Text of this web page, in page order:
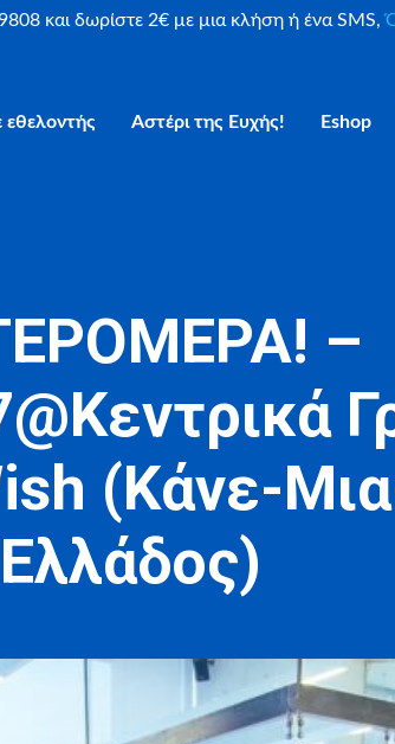
και δωρίστε 2€ με μια κλήση ή ένα SMS,
εθελοντής Αστέρι της Ευχής! Eshop
–
(Κάνε-
Ελλάδος)